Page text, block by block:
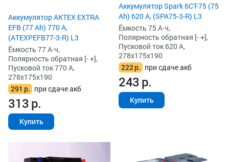
Аккумулятор AKTEX EXTRA
EFB (77 Ah) 770 А,
(ATEXPEFB77-3-R) L3
Ёмкость 77 А·ч,
Полярность обратная [- +],
Пусковой ток 770 А,
278x175x190
291 р. при сдаче акб
313р.
Купить
Аккумулятор Spark 6СТ-75 (75
Ah) 620 А, (SPA75-3-R) L3
Ёмкость 75 А·ч,
Полярность обратная [- +],
Пусковой ток 620 А,
278x175x190
222р. при сдаче акб
243р.
Купить